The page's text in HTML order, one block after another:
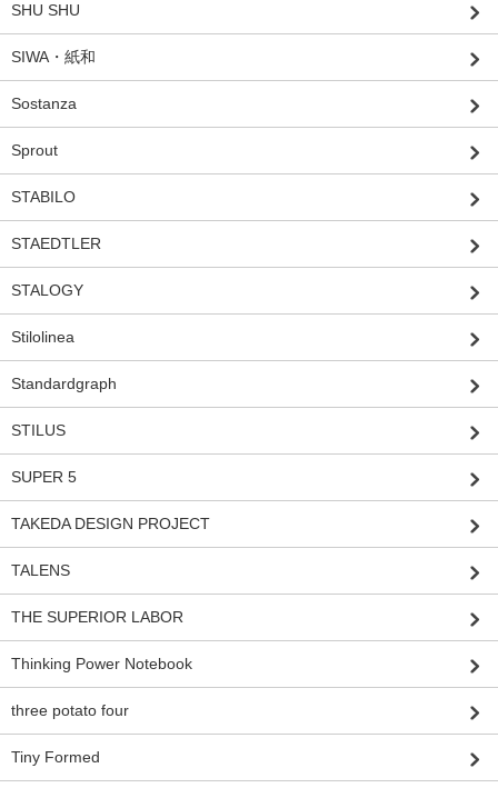
SHU SHU
SIWA・紙和
Sostanza
Sprout
STABILO
STAEDTLER
STALOGY
Stilolinea
Standardgraph
STILUS
SUPER 5
TAKEDA DESIGN PROJECT
TALENS
THE SUPERIOR LABOR
Thinking Power Notebook
three potato four
Tiny Formed